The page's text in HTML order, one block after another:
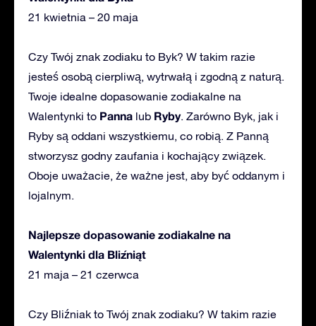
21 kwietnia – 20 maja
Czy Twój znak zodiaku to Byk? W takim razie
jesteś osobą cierpliwą, wytrwałą i zgodną z naturą.
Twoje idealne dopasowanie zodiakalne na
Walentynki to Panna lub Ryby. Zarówno Byk, jak i
Ryby są oddani wszystkiemu, co robią. Z Panną
stworzysz godny zaufania i kochający związek.
Oboje uważacie, że ważne jest, aby być oddanym i
lojalnym.
Najlepsze dopasowanie zodiakalne na
Walentynki dla Bliźniąt
21 maja – 21 czerwca
Czy Bliźniak to Twój znak zodiaku? W takim razie